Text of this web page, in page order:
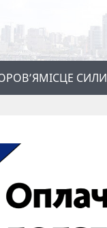
МІСЦЕ СИЛИ